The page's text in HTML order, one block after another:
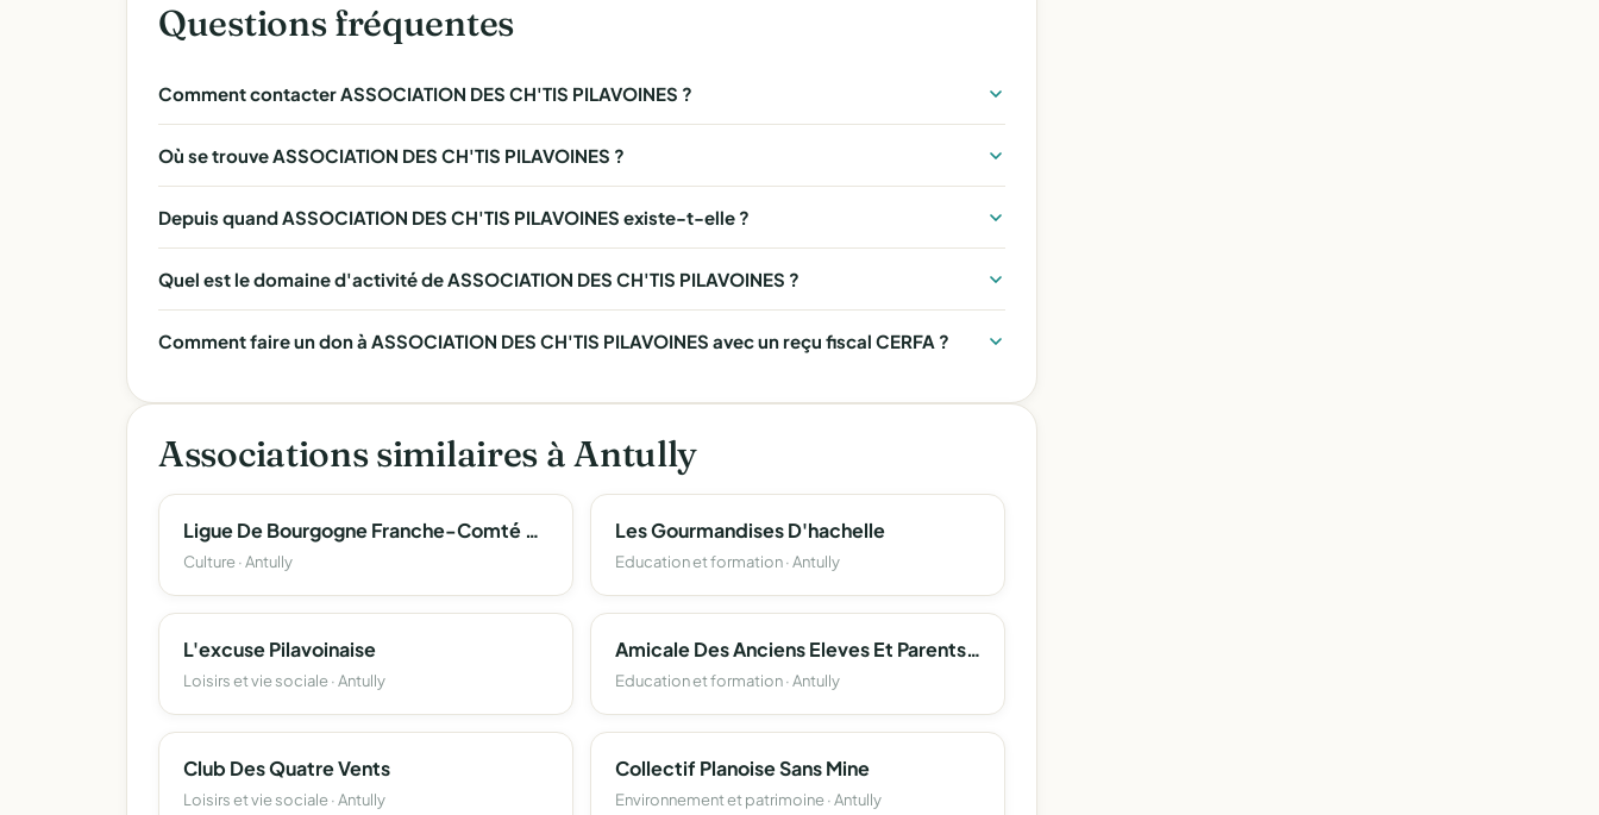
Questions fréquentes
Comment contacter ASSOCIATION DES CH'TIS PILAVOINES ?
Où se trouve ASSOCIATION DES CH'TIS PILAVOINES ?
Depuis quand ASSOCIATION DES CH'TIS PILAVOINES existe-t-elle ?
Quel est le domaine d'activité de ASSOCIATION DES CH'TIS PILAVOINES ?
Comment faire un don à ASSOCIATION DES CH'TIS PILAVOINES avec un reçu fiscal CERFA ?
Associations similaires à Antully
Ligue De Bourgogne Franche-Comté Des Échecs
Culture · Antully
Les Gourmandises D'hachelle
Education et formation · Antully
L'excuse Pilavoinaise
Loisirs et vie sociale · Antully
Amicale Des Anciens Eleves Et Parents D'eleves Des Ecoles Publiques D'antully
Education et formation · Antully
Club Des Quatre Vents
Loisirs et vie sociale · Antully
Collectif Planoise Sans Mine
Environnement et patrimoine · Antully